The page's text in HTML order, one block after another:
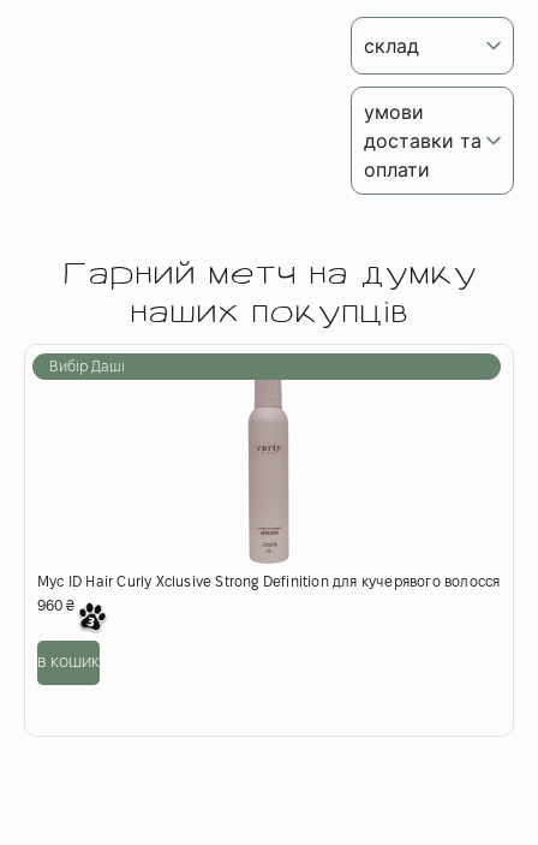
склад
умови
доставки та
оплати
Гарний метч на думку
наших покупців
Вибір Даші
Мус ID Hair Curly Xclusive Strong Definition для кучерявого волосся
960 ₴
в кошик